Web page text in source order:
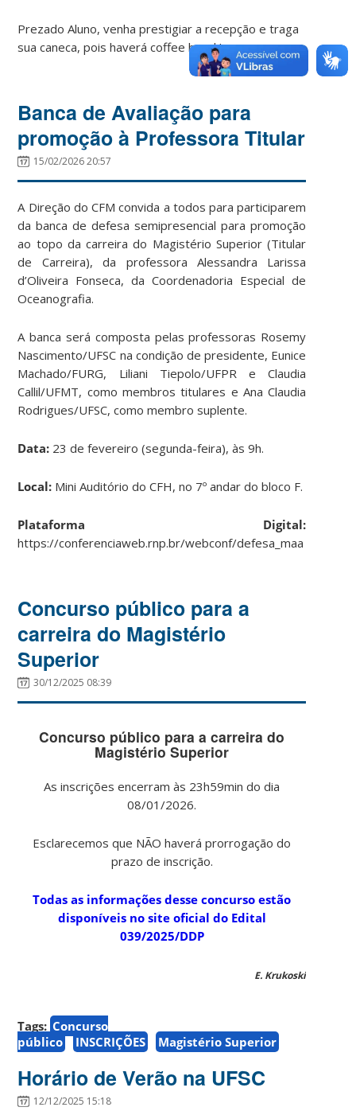
Prezado Aluno, venha prestigiar a recepção e traga
sua caneca, pois haverá coffee break!
Banca de Avaliação para
promoção à Professora Titular
15/02/2026 20:57
A Direção do CFM convida a todos para participarem
da banca de defesa semipresencial para promoção
ao topo da carreira do Magistério Superior (Titular
de Carreira), da professora Alessandra Larissa
d’Oliveira Fonseca, da Coordenadoria Especial de
Oceanografia.
A banca será composta pelas professoras Rosemy
Nascimento/UFSC na condição de presidente, Eunice
Machado/FURG, Liliani Tiepolo/UFPR e Claudia
Callil/UFMT, como membros titulares e Ana Claudia
Rodrigues/UFSC, como membro suplente.
Data: 23 de fevereiro (segunda-feira), às 9h.
Local: Mini Auditório do CFH, no 7º andar do bloco F.
Plataforma Digital:
https://conferenciaweb.rnp.br/webconf/defesa_maa
Concurso público para a
carreira do Magistério
Superior
30/12/2025 08:39
Concurso público para a carreira do
Magistério Superior
As inscrições encerram às 23h59min do dia
08/01/2026.
Esclarecemos que NÃO haverá prorrogação do
prazo de inscrição.
Todas as informações desse concurso estão
disponíveis no site oficial do Edital
039/2025/DDP
E. Krukoski
Tags: Concurso
público
INSCRIÇÕES Magistério Superior
Horário de Verão na UFSC
12/12/2025 15:18